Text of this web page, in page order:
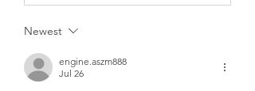
Newest
engine.aszm888
Jul 26